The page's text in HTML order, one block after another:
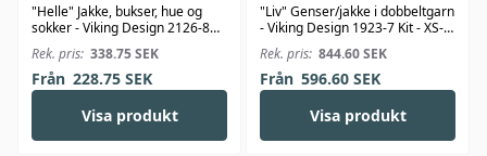
"Helle" Jakke, bukser, hue og
sokker - Viking Design 2126-8
Kit - 1-24 Mdr. - Viking Bambino
Rek. pris: 338.75SEK
Från 228.75SEK
Visa produkt
"Liv" Genser/jakke i dobbeltgarn
- Viking Design 1923-7 Kit - XS-
XXL - Viking Alpaca Bris
Rek. pris: 844.60SEK
Från 596.60SEK
Visa produkt